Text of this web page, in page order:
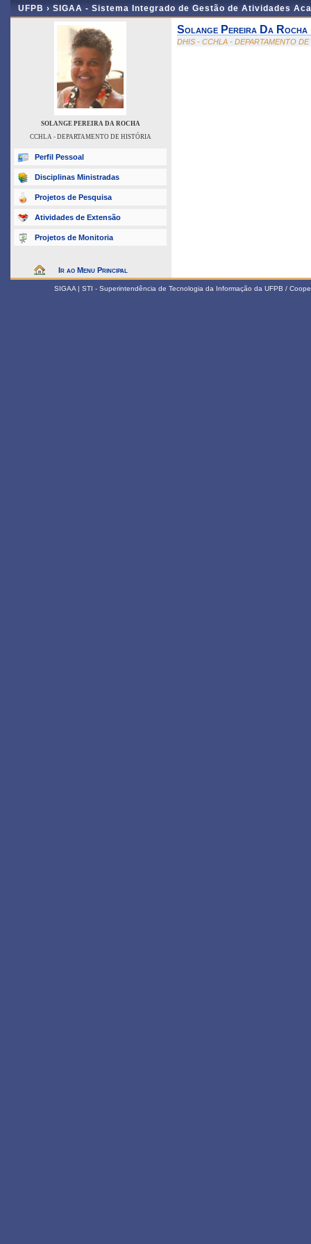
UFPB › SIGAA - Sistema Integrado de Gestão de Atividades
SOLANGE PEREIRA DA ROCHA
CCHLA - DEPARTAMENTO DE HISTÓRIA
Perfil Pessoal
Disciplinas Ministradas
Projetos de Pesquisa
Atividades de Extensão
Projetos de Monitoria
Ir ao Menu Principal
Solange Pereira Da Rocha
DHIS - CCHLA - DEPARTAMENTO
SIGAA | STI - Superintendência de Tecnologia da Informação da UFPB /